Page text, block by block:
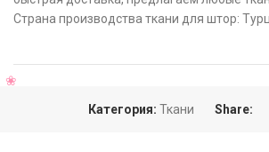
Страна производства ткани для штор:
Категория: Ткани Share: